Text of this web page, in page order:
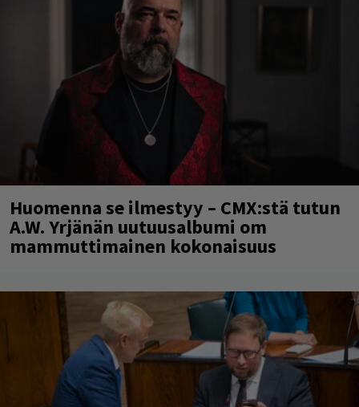
Huomenna se ilmestyy – CMX:stä tutun
A.W. Yrjänän uutuusalbumi om
mammuttimainen kokonaisuus